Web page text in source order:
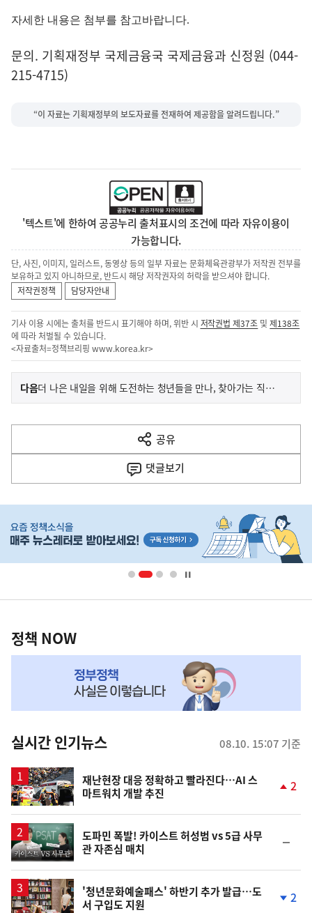
자세한 내용은 첨부를 참고바랍니다.
문의. 기획재정부 국제금융국 국제금융과 신정원 (044-
215-4715)
“이 자료는 기획재정부의 보도자료를 전재하여 제공함을 알려드립니다.”
'텍스트'에 한하여 공공누리 출처표시의 조건에 따라 자유이용이
가능합니다.
단, 사진, 이미지, 일러스트, 동영상 등의 일부 자료는 문화체육관광부가 저작권 전부를
보유하고 있지 아니하므로, 반드시 해당 저작권자의 허락을 받으셔야 합니다.
저작권정책
담당자안내
기사 이용 시에는 출처를 반드시 표기해야 하며, 위반 시 저작권법 제37조 및제138조
에 따라 처벌될 수 있습니다.
<자료출처=정책브리핑 www.korea.kr>
이
전
다
음
다음기
사
더 나은 내일을 위해 도전하는 청년들을 만나, 찾아가는 직무 멘토링 실시
공유
열
기
댓글보기
단
영
책
NOW,
뉴
스
정책 NOW
실시간 인기뉴스 08.10. 15:07 기준
재난현장 대응 정확하고 빨라진다…AI 스
마트워치 개발 추진
2
영
상
도파민 폭발! 카이스트 허성범 vs 5급 사무
관 자존심 매치
일
'청년문화예술패스' 하반기 추가 발급…도
서 구입도 지원
2